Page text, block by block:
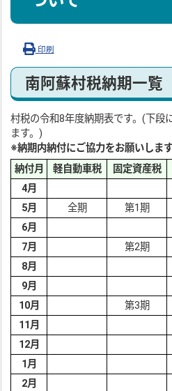
印刷
南阿蘇村税納期一覧
村税の令和8年度納期表です。(下段
ます。)
※納期内納付にご協力をお願いします
納付月
軽自動車税 固定資産税
4月
5月
全期
第1期
6月
7月
第2期
8月
9月
10月
第3期
11月
12月
1月
2月